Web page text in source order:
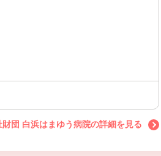
団 白浜はまゆう病院の詳細を見る